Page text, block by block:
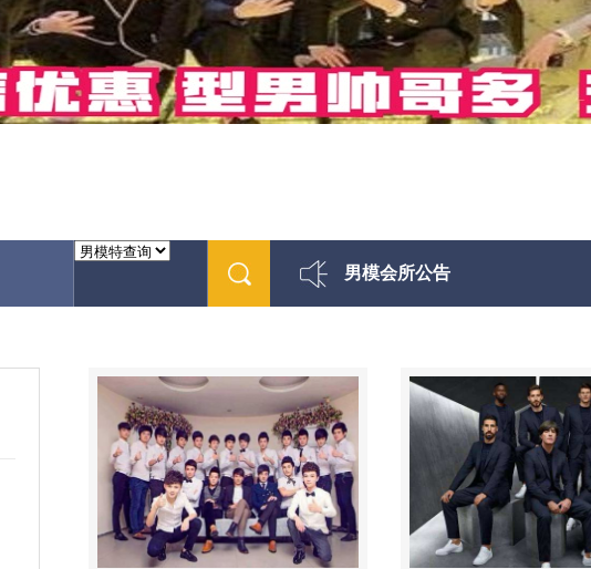
男模会所公告